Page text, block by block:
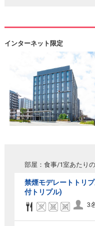
インターネット限定
部屋：食事/1室あたり
禁煙モデレートトリ
付トリプル)
3
フリーセレクション・
JR回数券類、ギフト券、外国
当社が指定した商品が利用でき
フリーセレクション・クーポ
旅館・ホテルなど宿泊施設での